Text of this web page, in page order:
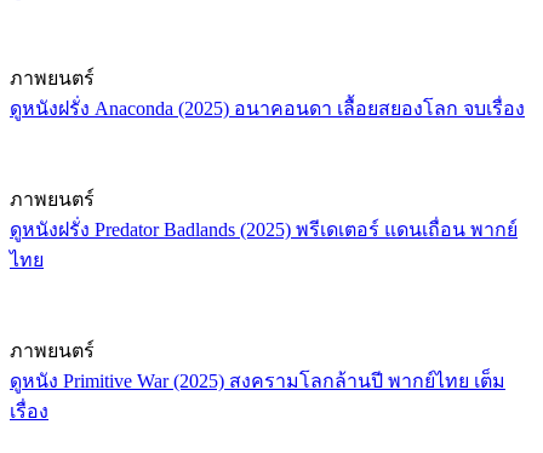
ภาพยนตร์
ดูหนังฝรั่ง Anaconda (2025) อนาคอนดา เลื้อยสยองโลก จบเรื่อง
ภาพยนตร์
ดูหนังฝรั่ง Predator Badlands (2025) พรีเดเตอร์ แดนเถื่อน พากย์
ไทย
ภาพยนตร์
ดูหนัง Primitive War (2025) สงครามโลกล้านปี พากย์ไทย เต็ม
เรื่อง